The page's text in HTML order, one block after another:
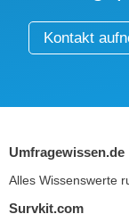
Kontakt
Umfragewissen.de
Alles Wissenswerte
Survkit.com